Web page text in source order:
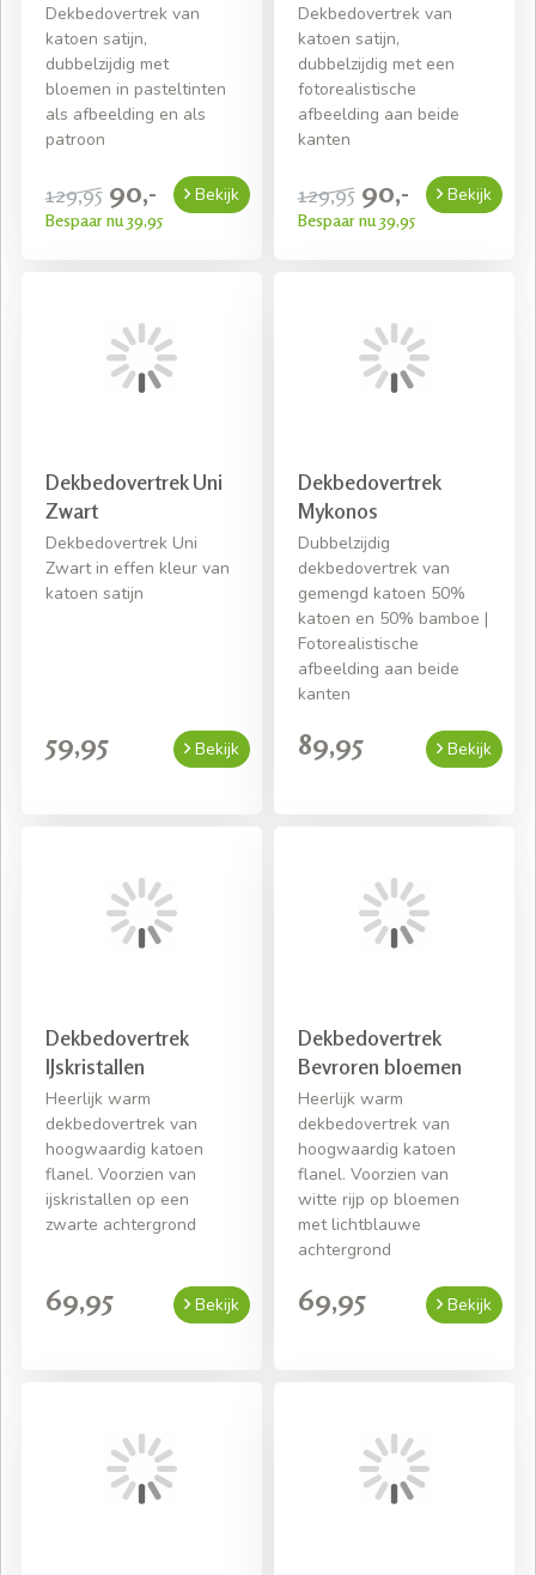
Dekbedovertrek van
katoen satijn,
dubbelzijdig met
bloemen in pasteltinten
als afbeelding en als
patroon
129,95 90,-
Bespaar nu 39,95
Bekijk
Dekbedovertrek van
katoen satijn,
dubbelzijdig met een
fotorealistische
afbeelding aan beide
kanten
129,95 90,-
Bespaar nu 39,95
Bekijk
Dekbedovertrek Uni
Zwart
Dekbedovertrek Uni
Zwart in effen kleur van
katoen satijn
59,95 Bekijk
Dekbedovertrek
Mykonos
Dubbelzijdig
dekbedovertrek van
gemengd katoen 50%
katoen en 50% bamboe |
Fotorealistische
afbeelding aan beide
kanten
89,95 Bekijk
Dekbedovertrek
IJskristallen
Heerlijk warm
dekbedovertrek van
hoogwaardig katoen
flanel. Voorzien van
ijskristallen op een
zwarte achtergrond
69,95 Bekijk
Dekbedovertrek
Bevroren bloemen
Heerlijk warm
dekbedovertrek van
hoogwaardig katoen
flanel. Voorzien van
witte rijp op bloemen
met lichtblauwe
achtergrond
69,95 Bekijk